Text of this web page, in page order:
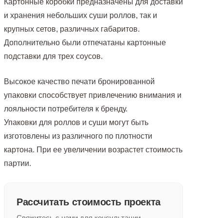
Картонные коробки предназначены для доставки
и хранения небольших суши роллов, так и
крупных сетов, различных габаритов.
Дополнительно были отпечатаны картонные
подставки для трех соусов.
Высокое качество печати бронированной
упаковки способствует привлечению внимания и
лояльности потребителя к бренду.
Упаковки для роллов и суши могут быть
изготовлены из различного по плотности
картона. При ее увеличении возрастет стоимость
партии.
Рассчитать стоимость проекта